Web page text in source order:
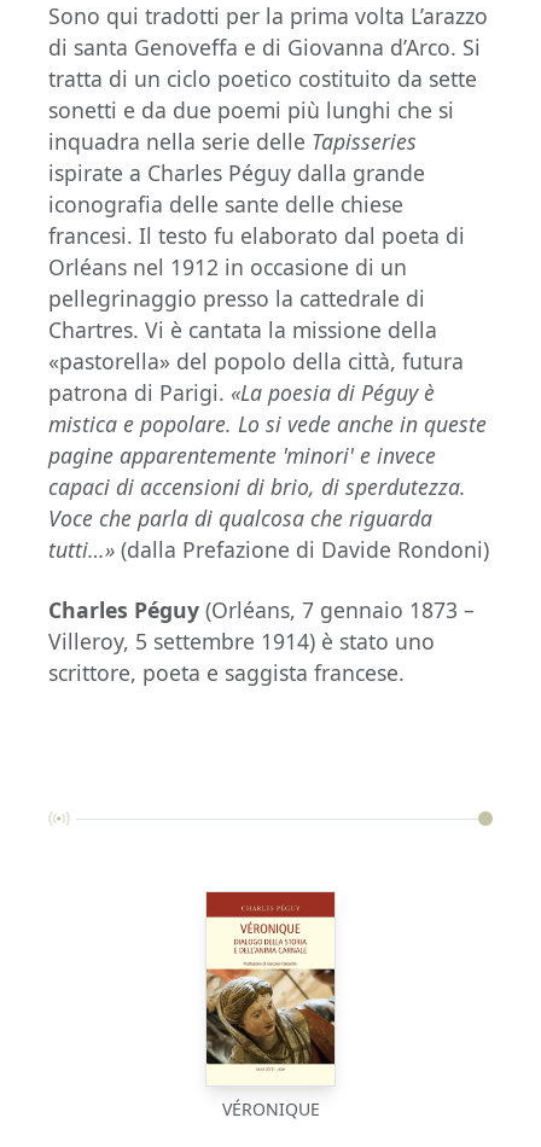
Sono qui tradotti per la prima volta L’arazzo
di santa Genoveffa e di Giovanna d’Arco. Si
tratta di un ciclo poetico costituito da sette
sonetti e da due poemi più lunghi che si
inquadra nella serie delle Tapisseries
ispirate a Charles Péguy dalla grande
iconografia delle sante delle chiese
francesi. Il testo fu elaborato dal poeta di
Orléans nel 1912 in occasione di un
pellegrinaggio presso la cattedrale di
Chartres. Vi è cantata la missione della
«pastorella» del popolo della città, futura
patrona di Parigi. «La poesia di Péguy è
mistica e popolare. Lo si vede anche in queste
pagine apparentemente 'minori' e invece
capaci di accensioni di brio, di sperdutezza.
Voce che parla di qualcosa che riguarda
tutti…» (dalla Prefazione di Davide Rondoni)
Charles Péguy (Orléans, 7 gennaio 1873 –
Villeroy, 5 settembre 1914) è stato uno
scrittore, poeta e saggista francese.
VÉRONIQUE